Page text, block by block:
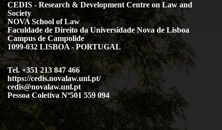
CEDIS - Research & Development Centre on Law and
Society
NOVA School of Law
Faculdade de Direito da Universidade Nova de Lisboa
Campus de Campolide
1099-032 LISBOA - PORTUGAL
Tel. +351 213 847 466
https://cedis.novalaw.unl.pt/
cedis@novalaw.unl.pt
Pessoa Coletiva Nº501 559 094